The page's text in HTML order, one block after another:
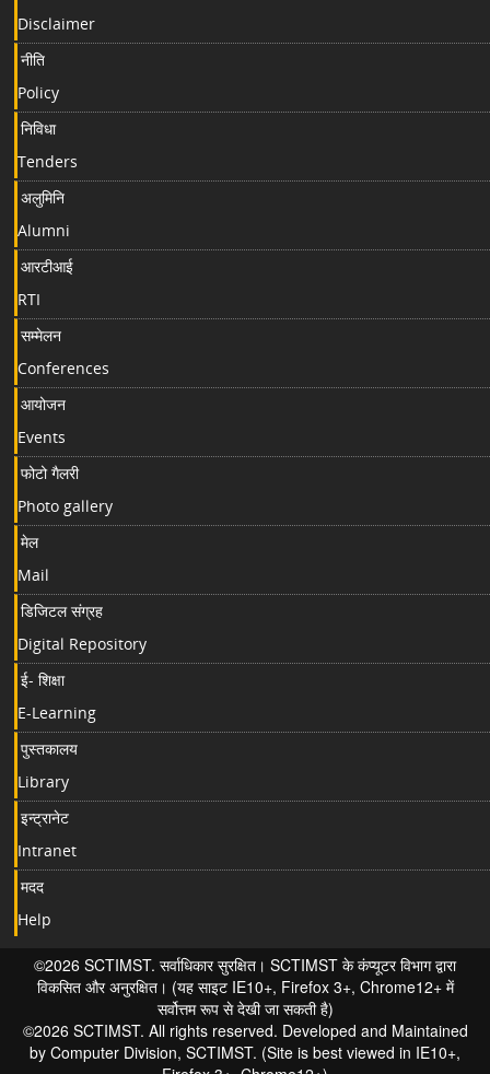
Disclaimer
नीति
Policy
निविधा
Tenders
अलुमिनि
Alumni
आरटीआई
RTI
सम्मेलन
Conferences
आयोजन
Events
फोटो गैलरी
Photo gallery
मेल
Mail
डिजिटल संग्रह
Digital Repository
ई- शिक्षा
E-Learning
पुस्तकालय
Library
इन्ट्रानेट
Intranet
मदद
Help
©2026 SCTIMST. सर्वाधिकार सुरक्षित। SCTIMST के कंप्यूटर विभाग द्वारा
विकसित और अनुरक्षित। (यह साइट IE10+, Firefox 3+, Chrome12+ में
सर्वोत्तम रूप से देखी जा सकती है)
©2026 SCTIMST. All rights reserved. Developed and Maintained
by Computer Division, SCTIMST. (Site is best viewed in IE10+,